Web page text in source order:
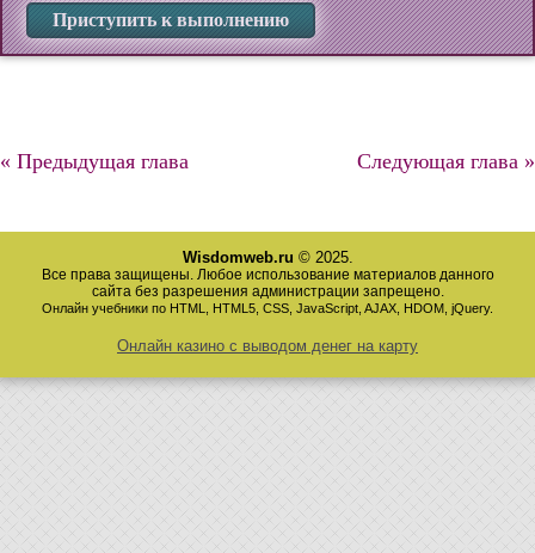
Приступить к выполнению
« Предыдущая глава Следующая глава »
Wisdomweb.ru © 2025.
Все права защищены. Любое использование материалов данного
сайта без разрешения администрации запрещено.
Онлайн учебники по HTML, HTML5, CSS, JavaScript, AJAX, HDOM, jQuery.
Онлайн казино с выводом денег на карту